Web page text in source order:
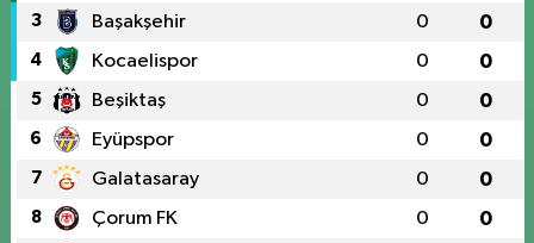
3 Başakşehir 0 0
4 Kocaelispor 0 0
5 Beşiktaş 0 0
6 Eyüpspor 0 0
7 Galatasaray 0 0
8 Çorum FK 0 0